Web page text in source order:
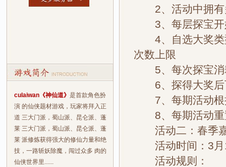
culaiwan《神仙道》 是首款角色扮
演 的仙侠题材游戏，玩家将拜入正
道 三大门派，蜀山派、昆仑派、蓬
莱 三大门派，蜀山派、昆仑派、蓬
莱 派修炼获得强大的修仙力量和绝
技，一路斩妖除魔，闯过众多 肉的
仙侠世界里......
2、活动中拥有
3、每层探宝开
4、自选大奖类
次数上限
5、每次探宝消
6、探得大奖后
7、每期活动根
8、每期活动重
活动二：春季嘉
活动时间：3月
活动规则：